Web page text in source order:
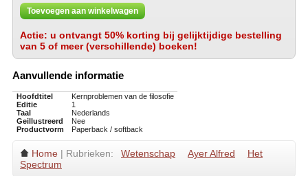
Toevoegen aan winkelwagen
Actie: u ontvangt 50% korting bij gelijktijdige bestelling
van 5 of meer (verschillende) boeken!
Aanvullende informatie
Hoofdtitel
Kernproblemen van de filosofie
Editie
1
Taal
Nederlands
Geillustreerd
Nee
Productvorm
Paperback / softback
Home | Rubrieken: Wetenschap Ayer Alfred
Het
Spectrum